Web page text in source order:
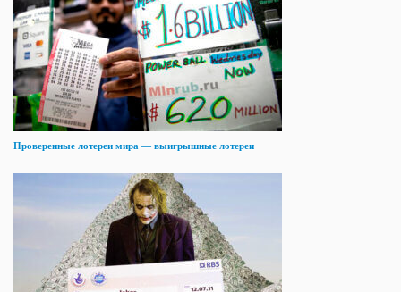
Проверенные лотереи мира — выигрышные лотереи